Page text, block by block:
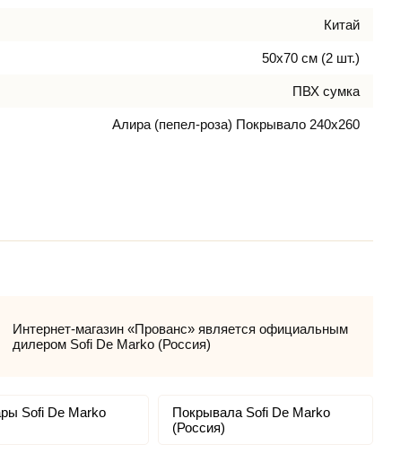
Китай
50х70 см (2 шт.)
ПВХ сумка
Алира (пепел-роза) Покрывало 240x260
Интернет-магазин «Прованс» является официальным
дилером Sofi De Marko (Россия)
Sofi De Marko
Покрывала Sofi De Marko
(Россия)